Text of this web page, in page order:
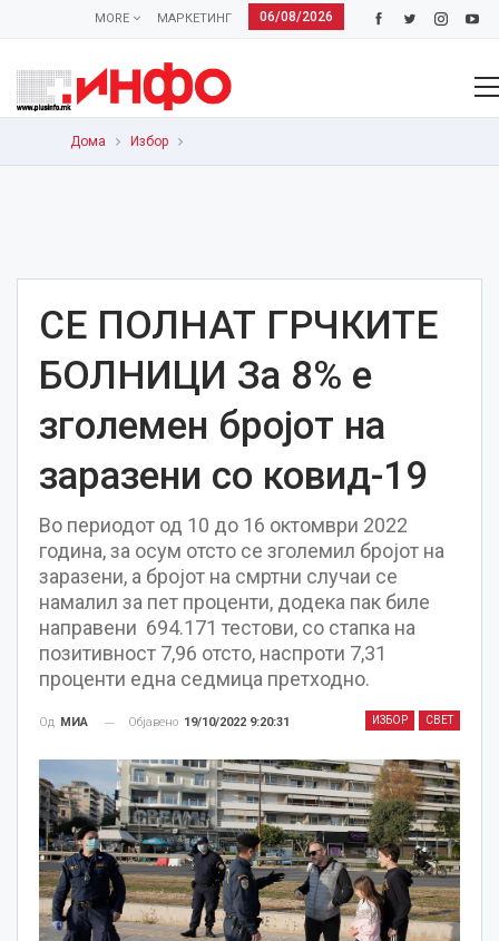
06/08/2026
МАРКЕТИНГ
MORE
Дома Избор
СЕ ПОЛНАТ ГРЧКИТЕ
БОЛНИЦИ За 8% е
зголемен бројот на
заразени со ковид-19
Во периодот од 10 до 16 октомври 2022
година, за осум отсто се зголемил бројот на
заразени, а бројот на смртни случаи се
намалил за пет проценти, додека пак биле
направени 694.171 тестови, со стапка на
позитивност 7,96 отсто, наспроти 7,31
проценти една седмица претходно.
ИЗБОР СВЕТ
Од МИА Објавено 19/10/2022 9:20:31